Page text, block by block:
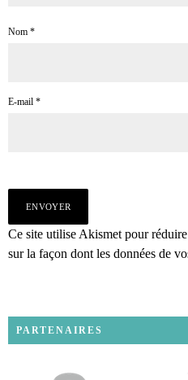
Nom *
E-mail *
Ce site utilise Akismet pour
sur la façon dont les données de
PARTENAIRES